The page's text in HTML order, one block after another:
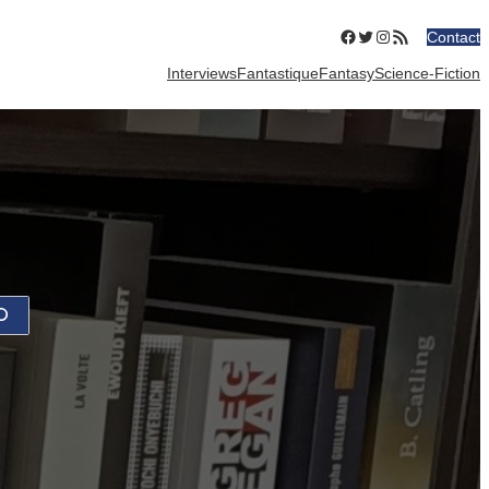
Facebook
Twitter
Instagram
Flux RSSContact
InterviewsFantastiqueFantasyScience-Fiction